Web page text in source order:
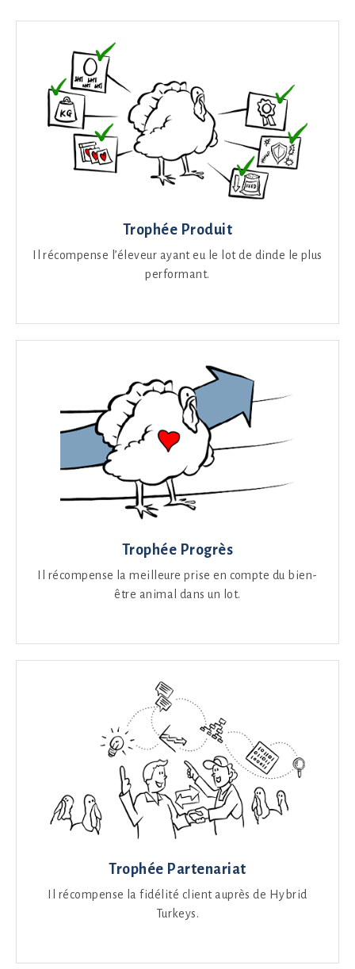
Trophée Produit
Il récompense l’éleveur ayant eu le lot de dinde le plus
performant.
Trophée Progrès
Il récompense la meilleure prise en compte du bien-
être animal dans un lot.
Trophée Partenariat
Il récompense la fidélité client auprès de Hybrid
Turkeys.